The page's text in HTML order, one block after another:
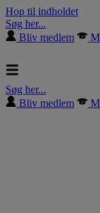
Hop til indholdet
Søg her...
Bliv medlem
Søg her...
Bliv medlem